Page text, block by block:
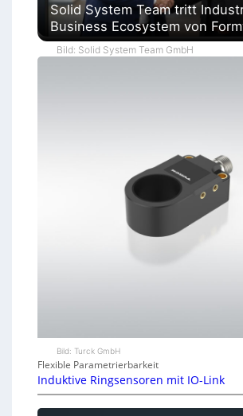
Solid System Team tritt
Business Ecosystem von
Bild: Solid System Team GmbH
Bild: Turck GmbH
Flexible Parametrierbarkeit
Induktive Ringsensoren mit IO-Link